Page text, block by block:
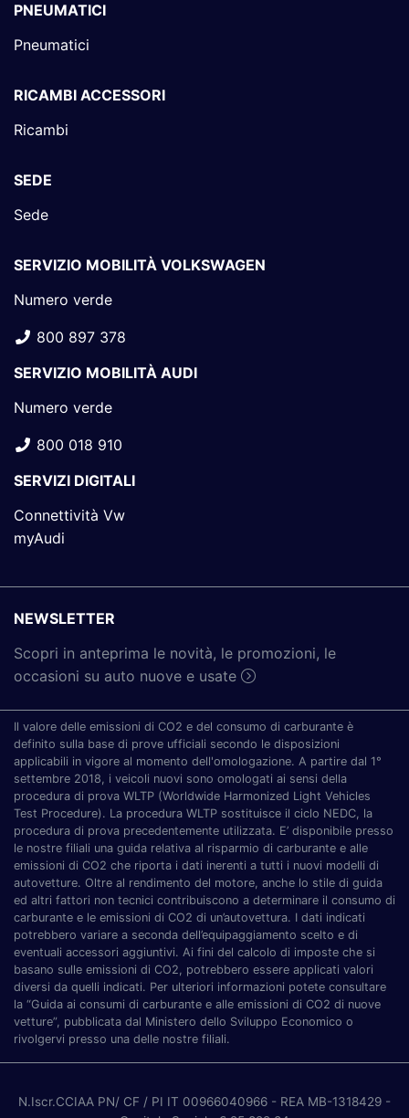
PNEUMATICI
Pneumatici
RICAMBI ACCESSORI
Ricambi
SEDE
Sede
SERVIZIO MOBILITÀ VOLKSWAGEN
Numero verde
800 897 378
SERVIZIO MOBILITÀ AUDI
Numero verde
800 018 910
SERVIZI DIGITALI
Connettività Vw
myAudi
NEWSLETTER
Scopri in anteprima le novità, le promozioni, le
occasioni su auto nuove e usate
Il valore delle emissioni di CO2 e del consumo di carburante è
definito sulla base di prove ufficiali secondo le disposizioni
applicabili in vigore al momento dell'omologazione. A partire dal 1°
settembre 2018, i veicoli nuovi sono omologati ai sensi della
procedura di prova WLTP (Worldwide Harmonized Light Vehicles
Test Procedure). La procedura WLTP sostituisce il ciclo NEDC, la
procedura di prova precedentemente utilizzata. E’ disponibile presso
le nostre filiali una guida relativa al risparmio di carburante e alle
emissioni di CO2 che riporta i dati inerenti a tutti i nuovi modelli di
autovetture. Oltre al rendimento del motore, anche lo stile di guida
ed altri fattori non tecnici contribuiscono a determinare il consumo di
carburante e le emissioni di CO2 di un’autovettura. I dati indicati
potrebbero variare a seconda dell’equipaggiamento scelto e di
eventuali accessori aggiuntivi. Ai fini del calcolo di imposte che si
basano sulle emissioni di CO2, potrebbero essere applicati valori
diversi da quelli indicati. Per ulteriori informazioni potete consultare
la “Guida ai consumi di carburante e alle emissioni di CO2 di nuove
vetture”, pubblicata dal Ministero dello Sviluppo Economico o
rivolgervi presso una delle nostre filiali.
N.Iscr.CCIAA PN/ CF / PI IT 00966040966 - REA MB-1318429 -